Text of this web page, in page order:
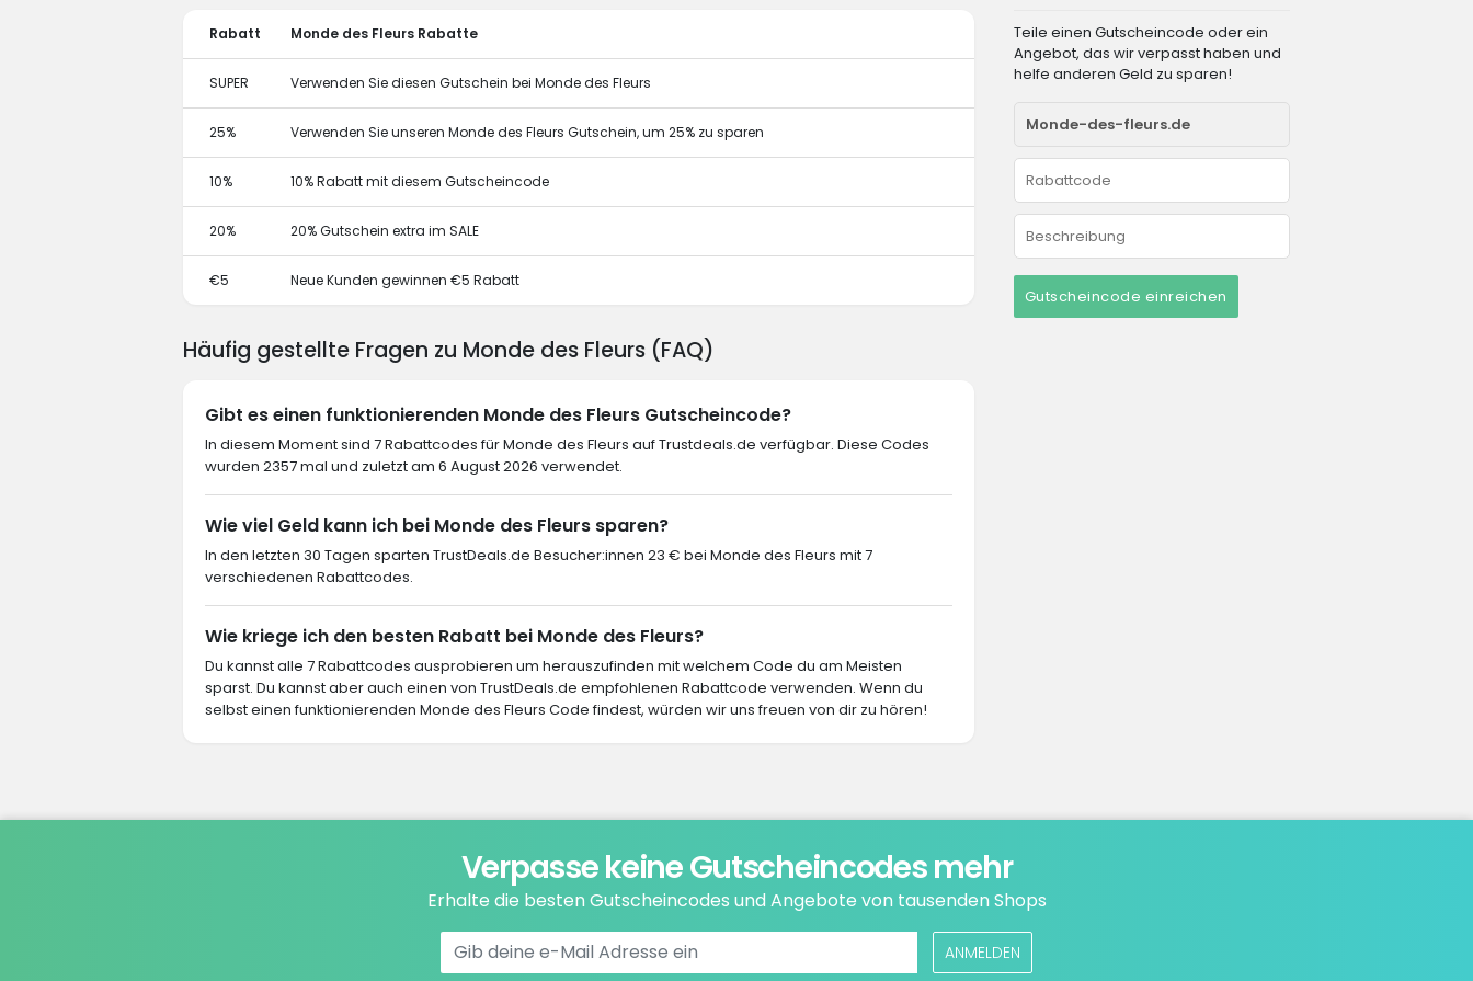
Teile einen Gutscheincode oder ein
Angebot, das wir verpasst haben und
helfe anderen Geld zu sparen!
Gutscheincode einreichen
Rabatt Monde des Fleurs Rabatte
SUPER Verwenden Sie diesen Gutschein bei Monde des Fleurs
25% Verwenden Sie unseren Monde des Fleurs Gutschein, um 25% zu sparen
10% 10% Rabatt mit diesem Gutscheincode
20% 20% Gutschein extra im SALE
€5 Neue Kunden gewinnen €5 Rabatt
Häufig gestellte Fragen zu Monde des Fleurs (FAQ)
Gibt es einen funktionierenden Monde des Fleurs Gutscheincode?
In diesem Moment sind 7 Rabattcodes für Monde des Fleurs auf Trustdeals.de verfügbar. Diese Codes
wurden 2357 mal und zuletzt am 6 August 2026 verwendet.
Wie viel Geld kann ich bei Monde des Fleurs sparen?
In den letzten 30 Tagen sparten TrustDeals.de Besucher:innen 23 € bei Monde des Fleurs mit 7
verschiedenen Rabattcodes.
Wie kriege ich den besten Rabatt bei Monde des Fleurs?
Du kannst alle 7 Rabattcodes ausprobieren um herauszufinden mit welchem Code du am Meisten
sparst. Du kannst aber auch einen von TrustDeals.de empfohlenen Rabattcode verwenden. Wenn du
selbst einen funktionierenden Monde des Fleurs Code findest, würden wir uns freuen von dir zu hören!
Verpasse keine Gutscheincodes mehr
Erhalte die besten Gutscheincodes und Angebote von tausenden Shops
ANMELDEN